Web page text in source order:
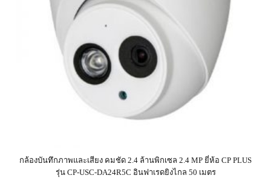
กล้องบันทึกภาพและเสียง คมชัด 2.4 ล้านพิกเซล 2.4 MP ยี่ห้อ CP PLUS
รุ่น CP-USC-DA24R5C อินฟาเรดยิงไกล 50 เมตร